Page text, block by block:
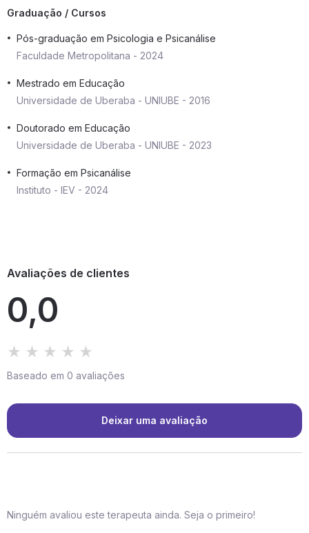
Graduação / Cursos
Pós-graduação em Psicologia e Psicanálise
Faculdade Metropolitana - 2024
Mestrado em Educação
Universidade de Uberaba - UNIUBE - 2016
Doutorado em Educação
Universidade de Uberaba - UNIUBE - 2023
Formação em Psicanálise
Instituto - IEV - 2024
Avaliações de clientes
0,0
Baseado em 0 avaliações
Deixar uma avaliação
Ninguém avaliou este terapeuta ainda. Seja o primeiro!